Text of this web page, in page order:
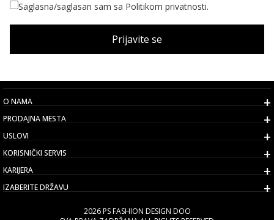
Saglasna/saglasan sam sa Politikom privatnosti.
Prijavite se
O NAMA
PRODAJNA MESTA
USLOVI
KORISNIČKI SERVIS
KARIJERA
IZABERITE DRŽAVU
2026 PS FASHION DESIGN DOO